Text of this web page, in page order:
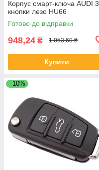
Корпус смарт-ключа AUDI 3
кнопки лезо HU66
Готово до відправки
948,24 ₴ 1 053,60 ₴
Купити
–10%